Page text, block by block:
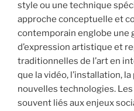
style ou une technique
approche conceptuelle et
contemporain englobe une
d’expression artistique et
traditionnelles de l’art en
que la vidéo, l’installation,
nouvelles technologies.
souvent liés aux enjeux